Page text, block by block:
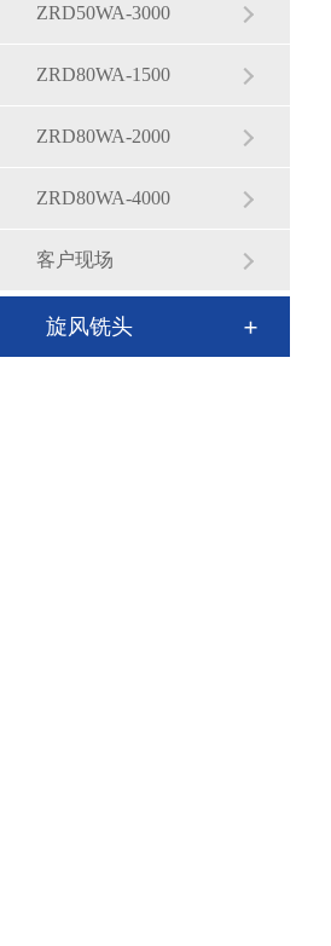
ZRD50WA-3000
ZRD80WA-1500
ZRD80WA-2000
ZRD80WA-4000
客户现场
旋风铣头